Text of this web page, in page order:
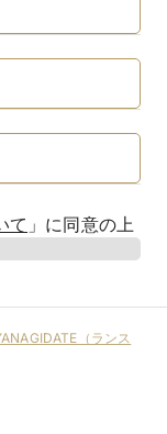
て 」 に同意の上
（ランス